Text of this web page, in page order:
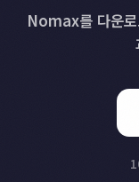
Nomax를 다운로